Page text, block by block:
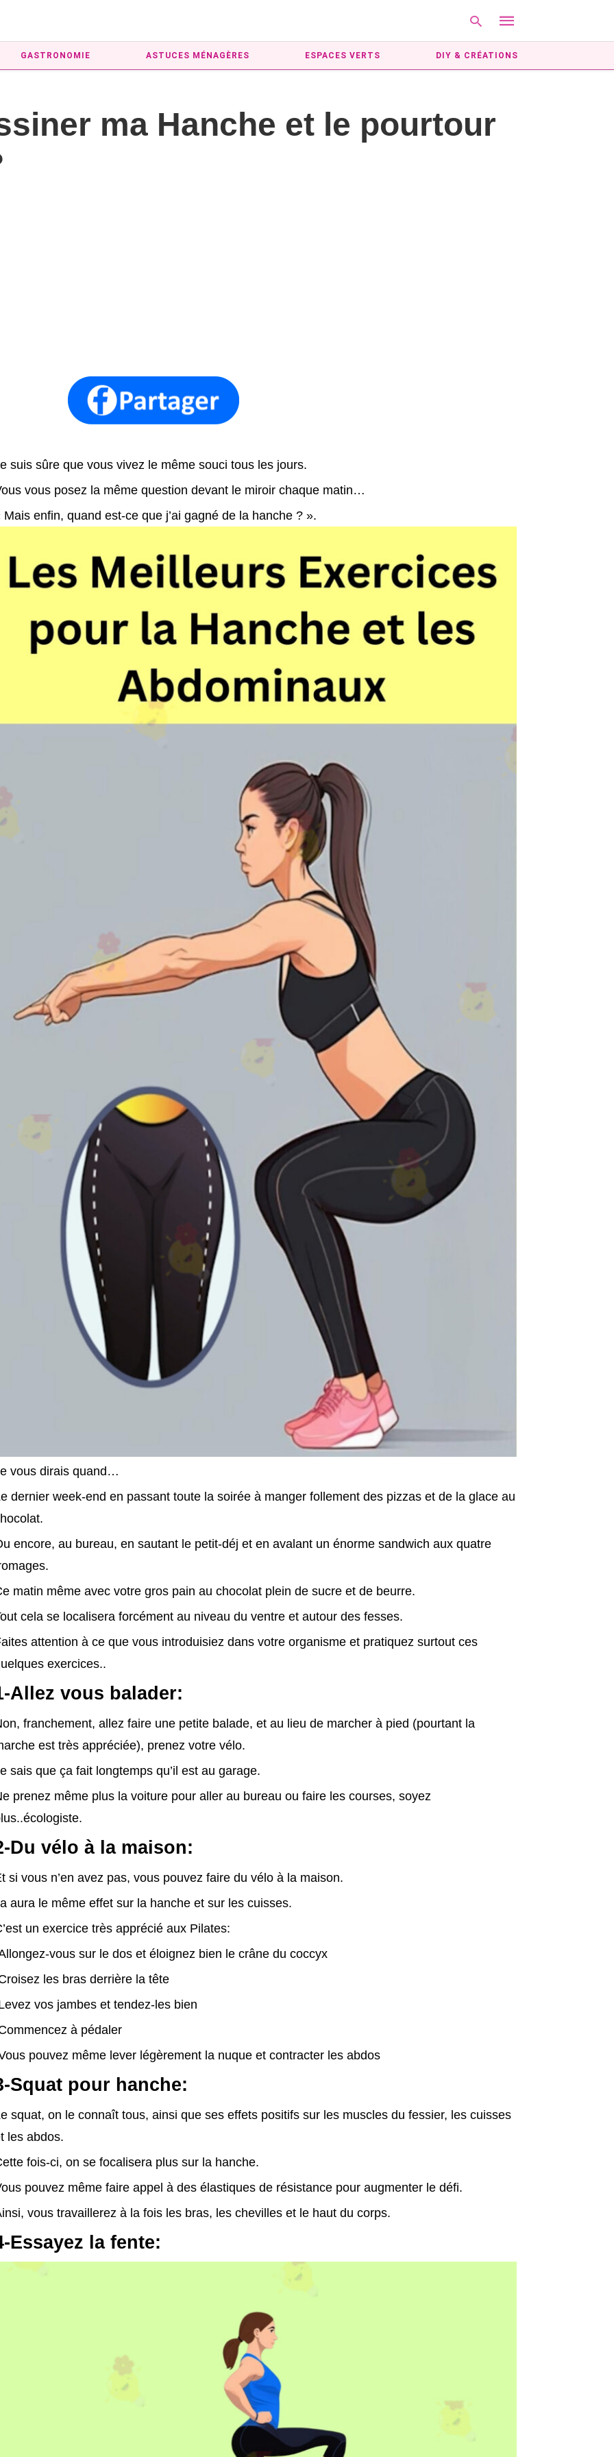
GASTRONOMIE ASTUCES MÉNAGÈRES ESPACES VERTS DIY & CRÉATIONS
ma Hanche et le pourtour
suis sûre que vous vivez le même souci tous les jours.
vous posez la même question devant le miroir chaque matin…
Mais enfin, quand est-ce que j’ai gagné de la hanche ? ».
vous dirais quand…
dernier week-end en passant toute la soirée à manger follement des pizzas et de la glace au
encore, au bureau, en sautant le petit-déj et en avalant un énorme sandwich aux quatre
matin même avec votre gros pain au chocolat plein de sucre et de beurre.
cela se localisera forcément au niveau du ventre et autour des fesses.
attention à ce que vous introduisiez dans votre organisme et pratiquez surtout ces
exercices..
Allez vous balader:
franchement, allez faire une petite balade, et au lieu de marcher à pied (pourtant la
est très appréciée), prenez votre vélo.
sais que ça fait longtemps qu’il est au garage.
prenez même plus la voiture pour aller au bureau ou faire les courses, soyez
Du vélo à la maison:
si vous n’en avez pas, vous pouvez faire du vélo à la maison.
aura le même effet sur la hanche et sur les cuisses.
un exercice très apprécié aux Pilates:
vous sur le dos et éloignez bien le crâne du coccyx
les bras derrière la tête
vos jambes et tendez-les bien
à pédaler
pouvez même lever légèrement la nuque et contracter les abdos
Squat pour hanche:
squat, on le connaît tous, ainsi que ses effets positifs sur les muscles du fessier, les cuisses
les abdos.
fois-ci, on se focalisera plus sur la hanche.
pouvez même faire appel à des élastiques de résistance pour augmenter le défi.
vous travaillerez à la fois les bras, les chevilles et le haut du corps.
Essayez la fente: